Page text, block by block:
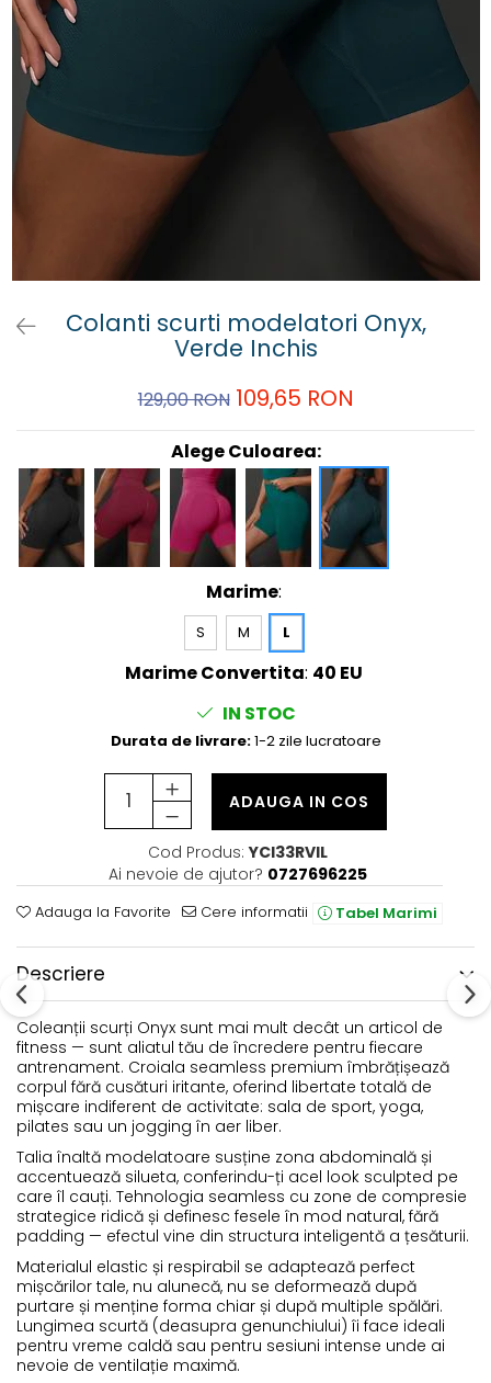
Colanti scurti modelatori Onyx,
Verde Inchis
129,00 RON 109,65 RON
Alege Culoarea:
Marime:
S M L
Marime Convertita: 40 EU
IN STOC
Durata de livrare:1-2 zile lucratoare
ADAUGA IN COS
Cod Produs: YCI33RVIL
Ai nevoie de ajutor? 0727696225
Adauga la Favorite Cere informatii Tabel Marimi
Descriere
Coleanții scurți Onyx sunt mai mult decât un articol de
fitness — sunt aliatul tău de încredere pentru fiecare
antrenament. Croiala seamless premium îmbrățișează
corpul fără cusături iritante, oferind libertate totală de
mișcare indiferent de activitate: sala de sport, yoga,
pilates sau un jogging în aer liber.
Talia înaltă modelatoare susține zona abdominală și
accentuează silueta, conferindu-ți acel look sculpted pe
care îl cauți. Tehnologia seamless cu zone de compresie
strategice ridică și definesc fesele în mod natural, fără
padding — efectul vine din structura inteligentă a țesăturii.
Materialul elastic și respirabil se adaptează perfect
mișcărilor tale, nu alunecă, nu se deformează după
purtare și menține forma chiar și după multiple spălări.
Lungimea scurtă (deasupra genunchiului) îi face ideali
pentru vreme caldă sau pentru sesiuni intense unde ai
nevoie de ventilație maximă.